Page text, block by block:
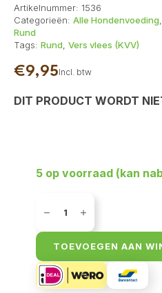
Artikelnummer: 1536
Categorieën: Alle Hondenvoeding,
Rund
Tags: Rund, Vers vlees (KVV)
€9,95Incl. btw
DIT PRODUCT WORDT
5 op voorraad (kan
vleesmix
935
gr
aantalTOEVOEGEN AAN